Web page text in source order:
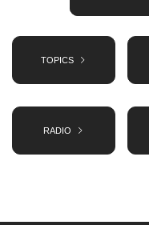
TOPICS
RADIO